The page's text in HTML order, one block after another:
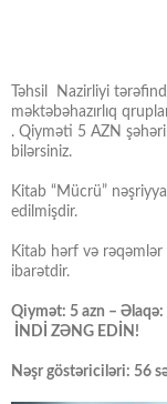
Təhsil Nazirliyi
məktəbəhazırlıq
. Qiyməti 5 AZN
bilərsiniz.
Kitab “Mücrü”
edilmişdir.
Kitab hərf və rəqəmlər
ibarətdir.
Qiymət: 5 azn –
İNDİ ZƏNG EDİN!
Nəşr göstəriciləri: 56